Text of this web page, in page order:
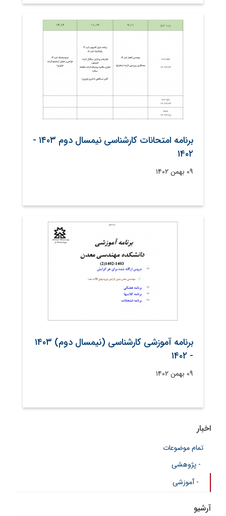
برنامه امتحانات کارشناسی نیمسال دوم ۱۴۰۳ -
۱۴۰۲
۰۹ بهمن ۱۴۰۲
برنامه آموزشی کارشناسی (نیمسال دوم) ۱۴۰۳
- ۱۴۰۲
۰۹ بهمن ۱۴۰۲
اخبار
تمام موضوعات
- پژوهشی
- آموزشی
آرشیو